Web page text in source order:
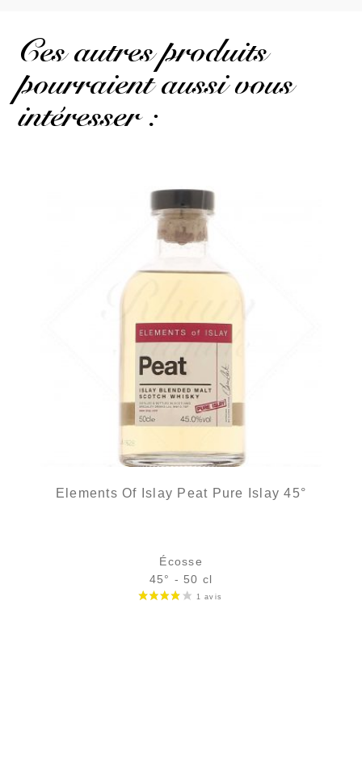
Ces autres produits
pourraient aussi vous
intéresser :
Elements Of Islay Peat Pure Islay 45°
Écosse
45° - 50 cl